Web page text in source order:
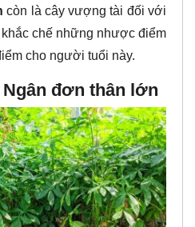
còn là cây vượng tài đối với
chế những nhược điểm
cho người tuổi này.
đơn thân lớn